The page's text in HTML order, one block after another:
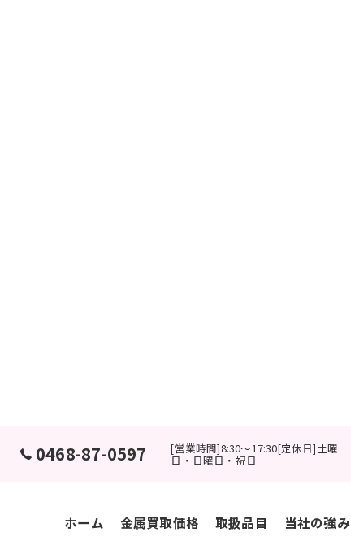
0468-87-0597 [営業時間]8:30～17:30[定休日]土曜
日・日曜日・祝日
ホーム 金属買取価格 取扱品目 当社の強み